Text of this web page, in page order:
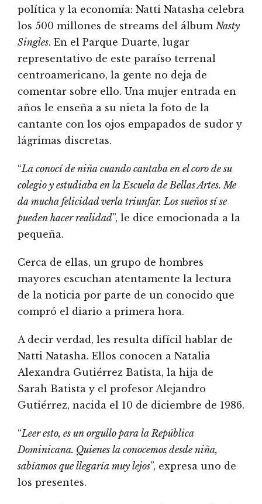
política y la economía: Natti Natasha celebra
los 500 millones de streams del álbum Nasty
Singles. En el Parque Duarte, lugar
representativo de este paraíso terrenal
centroamericano, la gente no deja de
comentar sobre ello. Una mujer entrada en
años le enseña a su nieta la foto de la
cantante con los ojos empapados de sudor y
lágrimas discretas.
“La conocí de niña cuando cantaba en el coro de su
colegio y estudiaba en la Escuela de Bellas Artes. Me
da mucha felicidad verla triunfar. Los sueños sí se
pueden hacer realidad”, le dice emocionada a la
pequeña.
Cerca de ellas, un grupo de hombres
mayores escuchan atentamente la lectura
de la noticia por parte de un conocido que
compró el diario a primera hora.
A decir verdad, les resulta difícil hablar de
Natti Natasha. Ellos conocen a Natalia
Alexandra Gutiérrez Batista, la hija de
Sarah Batista y el profesor Alejandro
Gutiérrez, nacida el 10 de diciembre de 1986.
“Leer esto, es un orgullo para la República
Dominicana. Quienes la conocemos desde niña,
sabíamos que llegaría muy lejos”, expresa uno de
los presentes.